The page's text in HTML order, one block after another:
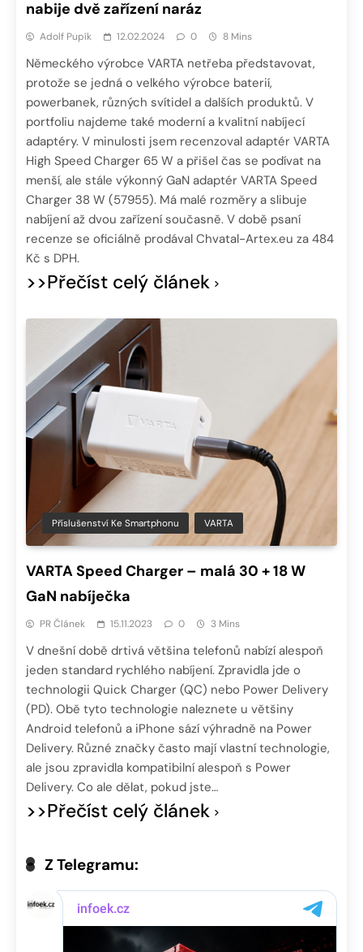
nabije dvě zařízení naráz
Adolf Pupík 12.02.2024 0 8 Mins
Německého výrobce VARTA netřeba představovat,
protože se jedná o velkého výrobce baterií,
powerbanek, různých svítidel a dalších produktů. V
portfoliu najdeme také moderní a kvalitní nabíjecí
adaptéry. V minulosti jsem recenzoval adaptér VARTA
High Speed Charger 65 W a přišel čas se podívat na
menší, ale stále výkonný GaN adaptér VARTA Speed
Charger 38 W (57955). Má malé rozměry a slibuje
nabíjení až dvou zařízení současně. V době psaní
recenze se oficiálně prodával Chvatal-Artex.eu za 484
Kč s DPH.
>>Přečíst celý článek
Příslušenství Ke Smartphonu VARTA
VARTA Speed Charger – malá 30 + 18 W
GaN nabíječka
PR Článek 15.11.2023 0 3 Mins
V dnešní době drtivá většina telefonů nabízí alespoň
jeden standard rychlého nabíjení. Zpravidla jde o
technologii Quick Charger (QC) nebo Power Delivery
(PD). Obě tyto technologie naleznete u většiny
Android telefonů a iPhone sází výhradně na Power
Delivery. Různé značky často mají vlastní technologie,
ale jsou zpravidla kompatibilní alespoň s Power
Delivery. Co ale dělat, pokud jste…
>>Přečíst celý článek
Z Telegramu: